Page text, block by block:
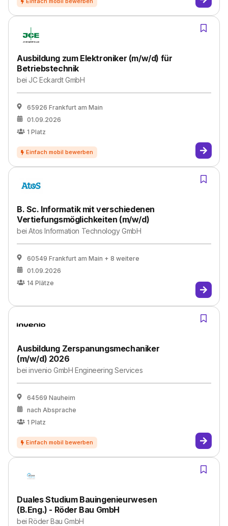
Ausbildung zum Elektroniker (m/w/d) für
Betriebstechnik
bei JC Eckardt GmbH
65926 Frankfurt am Main
01.09.2026
1 Platz
B. Sc. Informatik mit verschiedenen
Vertiefungsmöglichkeiten (m/w/d)
beiAtos Information Technology GmbH
60549 Frankfurt am Main + 8 weitere
01.09.2026
14 Plätze
Ausbildung Zerspanungsmechaniker
(m/w/d) 2026
beiinvenio GmbH Engineering Services
64569 Nauheim
nach Absprache
1 Platz
Duales Studium Bauingenieurwesen
(B.Eng.) - Röder Bau GmbH
beiRöder Bau GmbH